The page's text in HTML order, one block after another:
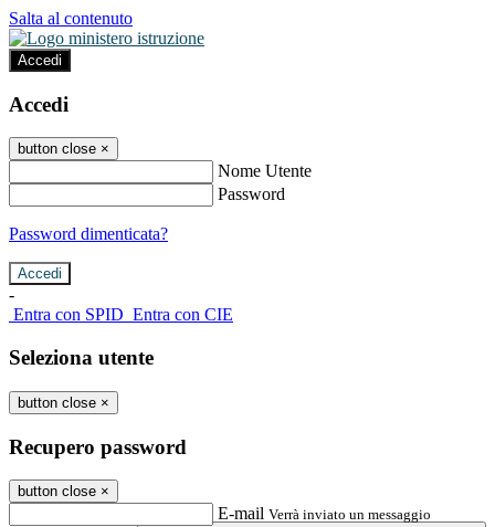
Salta al contenuto
Accedi
Accedi
button close ×
Nome Utente
Password
Password dimenticata?
-
Entra con SPID Entra con CIE
Seleziona utente
button close ×
Recupero password
button close ×
E-mail Verrà inviato un messaggio